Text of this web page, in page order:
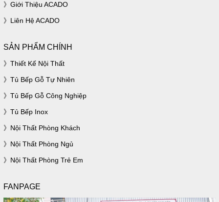
Giới Thiệu ACADO
Liên Hệ ACADO
SẢN PHẨM CHÍNH
Thiết Kế Nội Thất
Tủ Bếp Gỗ Tự Nhiên
Tủ Bếp Gỗ Công Nghiệp
Tủ Bếp Inox
Nội Thất Phòng Khách
Nội Thất Phòng Ngủ
Nội Thất Phòng Trẻ Em
FANPAGE